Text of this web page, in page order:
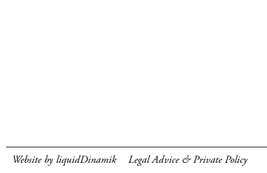
Website by liquidDinamik Legal Advice & Private Policy